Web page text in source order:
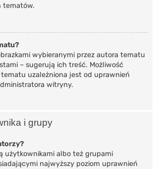
tematów.
wybieranymi przez autora tematu
– sugerują ich treść. Możliwość
tematu uzależniona jest od uprawnień
witryny.
i grupy
użytkownikami albo też grupami
najwyższy poziom uprawnień